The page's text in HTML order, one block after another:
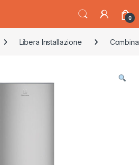
0
Libera Installazione